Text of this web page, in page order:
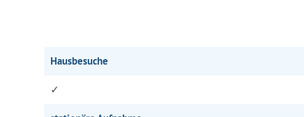
Hausbesuche
✓